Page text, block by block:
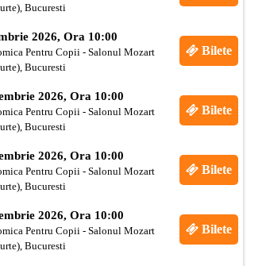
Bucuresti
2026, Ora 10:00
Pentru Copii - Salonul Mozart
Bucuresti
Bilete
2026, Ora 10:00
Pentru Copii - Salonul Mozart
Bucuresti
Bilete
2026, Ora 10:00
Pentru Copii - Salonul Mozart
Bucuresti
Bilete
2026, Ora 10:00
Pentru Copii - Salonul Mozart
Bucuresti
Bilete